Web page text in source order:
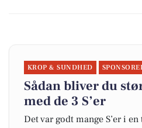
KROP & SUNDHED
Sådan bliver du
med de 3 S’er
Det var godt mange S’er i